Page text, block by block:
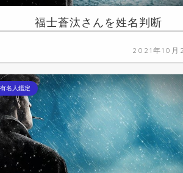
福士蒼汰さんを姓名判断
2021年10月
有名人鑑定